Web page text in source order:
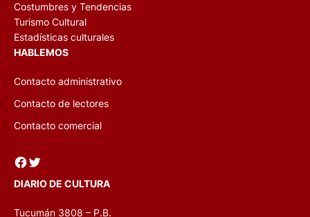
Costumbres y Tendencias
Turismo Cultural
Estadísticas culturales
HABLEMOS
Contacto administrativo
Contacto de lectores
Contacto comercial
Facebook Twitter
DIARIO DE CULTURA
Tucumán 3808 – P.B.